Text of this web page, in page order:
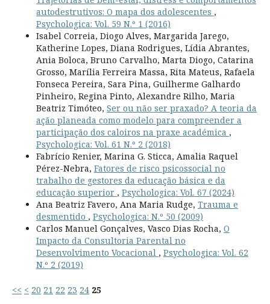
autodestrutivos: O mapa dos adolescentes ,
Psychologica: Vol. 59 N.º 1 (2016)
Isabel Correia, Diogo Alves, Margarida Jarego,
Katherine Lopes, Diana Rodrigues, Lídia Abrantes,
Ania Boloca, Bruno Carvalho, Marta Diogo, Catarina
Grosso, Marília Ferreira Massa, Rita Mateus, Rafaela
Fonseca Pereira, Sara Pina, Guilherme Galhardo
Pinheiro, Regina Pinto, Alexandre Rilho, Maria
Beatriz Timóteo, Ser ou não ser praxado? A teoria da
ação planeada como modelo para compreender a
participação dos caloiros na praxe académica ,
Psychologica: Vol. 61 N.º 2 (2018)
Fabrício Renier, Marina G. Sticca, Amalia Raquel
Pérez-Nebra, Fatores de risco psicossocial no
trabalho de gestores da educação básica e da
educação superior , Psychologica: Vol. 67 (2024)
Ana Beatriz Favero, Ana Maria Rudge, Trauma e
desmentido , Psychologica: N.º 50 (2009)
Carlos Manuel Gonçalves, Vasco Dias Rocha, O
Impacto da Consultoria Parental no
Desenvolvimento Vocacional , Psychologica: Vol. 62
N.º 2 (2019)
<< < 20 21 22 23 24 25